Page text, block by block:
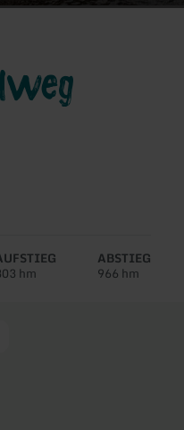
hm
ABSTIEG
966 hm